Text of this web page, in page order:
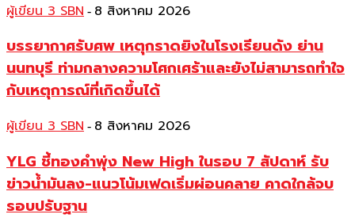
ผู้เขียน 3 SBN - 8 สิงหาคม 2026
บรรยากาศรับศพ เหตุกราดยิงในโรงเรียนดัง ย่าน
นนทบุรี ท่ามกลางความโศกเศร้าและยังไม่สามารถทำใจ
กับเหตุการณ์ที่เกิดขึ้นได้
ผู้เขียน 3 SBN - 8 สิงหาคม 2026
YLG ชี้ทองคำพุ่ง New High ในรอบ 7 สัปดาห์ รับ
ข่าวน้ำมันลง-แนวโน้มเฟดเริ่มผ่อนคลาย คาดใกล้จบ
รอบปรับฐาน